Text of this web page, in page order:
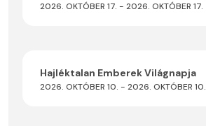
2026. OKTÓBER 17. - 2026. OKTÓBER 17.
Hajléktalan Emberek Világnapja
2026. OKTÓBER 10. - 2026. OKTÓBER 10.